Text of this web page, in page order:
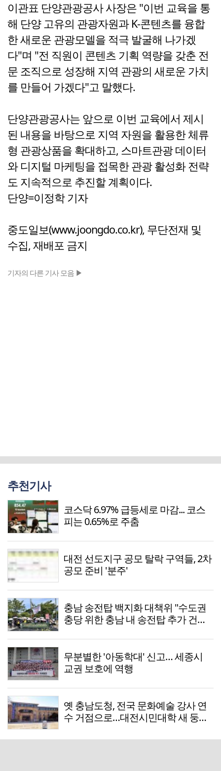
이관표 단양관광공사 사장은 "이번 교육을 통
해 단양 고유의 관광자원과 K-콘텐츠를 융합
한 새로운 관광모델을 적극 발굴해 나가겠
다"며 "전 직원이 콘텐츠 기획 역량을 갖춘 전
문 조직으로 성장해 지역 관광의 새로운 가치
를 만들어 가겠다"고 말했다.
단양관광공사는 앞으로 이번 교육에서 제시
된 내용을 바탕으로 지역 자원을 활용한 체류
형 관광상품을 확대하고, 스마트관광 데이터
와 디지털 마케팅을 접목한 관광 활성화 전략
도 지속적으로 추진할 계획이다.
단양=이정학 기자
중도일보(www.joongdo.co.kr), 무단전재 및
수집, 재배포 금지
기자의 다른 기사 모음 ▶
추천기사
코스닥 6.97% 급등세로 마감... 코스
피는 0.65%로 주춤
대전 선도지구 공모 탈락 구역들, 2차
공모 준비 '분주'
충남 송전탑 백지화 대책위 "수도권
충당 위한 충남 내 송전탑 추가 건설,
무분별한 '아동학대' 신고… 세종시
교권 보호에 역행
옛 충남도청, 전국 문화예술 강사 연
수 거점으로…대전시민대학 새 둥지